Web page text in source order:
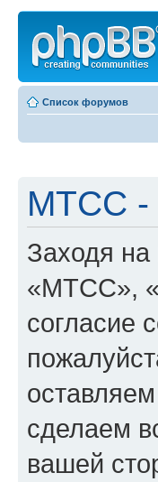
Список форумов
МТСС -
Заходя
«МТСС»,
согласие
сделаем
вашей